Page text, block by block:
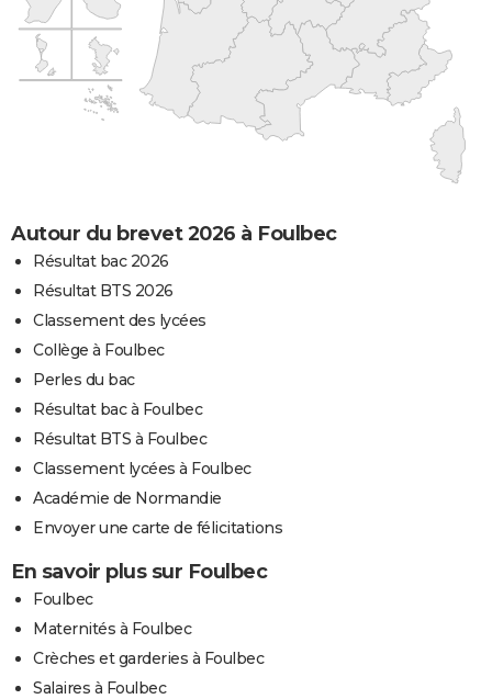
Autour du brevet 2026 à Foulbec
Résultat bac 2026
Résultat BTS 2026
Classement des lycées
Collège à Foulbec
Perles du bac
Résultat bac à Foulbec
Résultat BTS à Foulbec
Classement lycées à Foulbec
Académie de Normandie
Envoyer une carte de félicitations
En savoir plus sur Foulbec
Foulbec
Maternités à Foulbec
Crèches et garderies à Foulbec
Salaires à Foulbec